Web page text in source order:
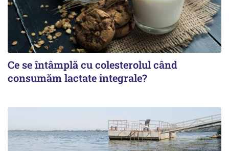
Ce se întâmplă cu colesterolul când
consumăm lactate integrale?